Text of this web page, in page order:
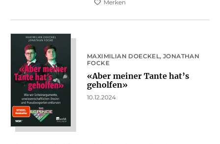
Merken
MAXIMILIAN DOECKEL JONATHAN
FOCKE
«Aber meiner Tante hat’s
geholfen»
10.12.2024